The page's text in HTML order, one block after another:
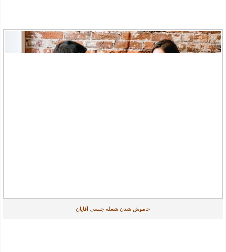
خاموش شدن شعله جنسی آقایان